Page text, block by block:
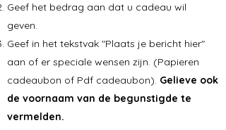
Geef het bedrag aan dat u cadeau wil
geven.
Geef in het tekstvak "Plaats je bericht hier"
aan of er speciale wensen zijn. (Papieren
cadeaubon of Pdf cadeaubon). Gelieve ook
de voornaam van de begunstigde te
vermelden.